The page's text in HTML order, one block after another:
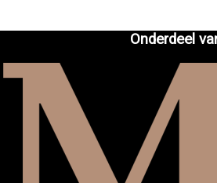
Onderdeel